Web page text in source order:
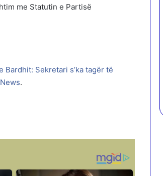
me Statutin e Partisë
Sekretari s’ka tagër të
.